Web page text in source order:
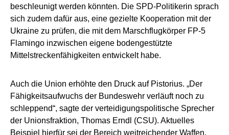
beschleunigt werden könnten. Die SPD-Politikerin sprach
sich zudem dafür aus, eine gezielte Kooperation mit der
Ukraine zu prüfen, die mit dem Marschflugkörper FP-5
Flamingo inzwischen eigene bodengestützte
Mittelstreckenfähigkeiten entwickelt habe.
Auch die Union erhöhte den Druck auf Pistorius. „Der
Fähigkeitsaufwuchs der Bundeswehr verläuft noch zu
schleppend“, sagte der verteidigungspolitische Sprecher
der Unionsfraktion, Thomas Erndl (CSU). Aktuelles
Beispiel hierfür sei der Bereich weitreichender Waffen,